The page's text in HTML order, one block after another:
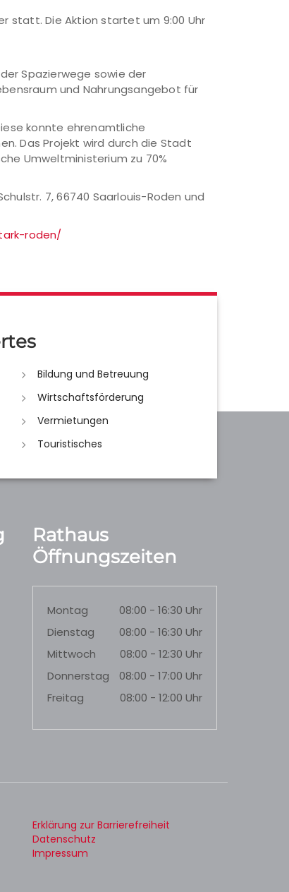
statt. Die Aktion startet um 9:00 Uhr
Spazierwege sowie der
und Nahrungsangebot für
konnte ehrenamtliche
Das Projekt wird durch die Stadt
Umweltministerium zu 70%
7, 66740 Saarlouis-Roden und
roden/
Bildung und Betreuung
Wirtschaftsförderung
Vermietungen
Touristisches
Rathaus
Öffnungszeiten
Montag
08:00 - 16:30 Uhr
Dienstag
08:00 - 16:30 Uhr
Mittwoch
08:00 - 12:30 Uhr
Donnerstag
08:00 - 17:00 Uhr
Freitag
08:00 - 12:00 Uhr
Erklärung zur Barrierefreiheit
Datenschutz
Impressum